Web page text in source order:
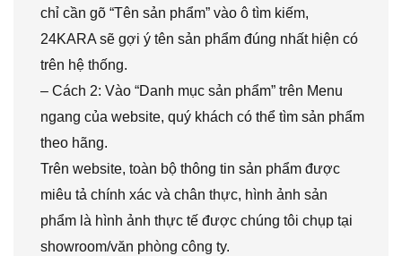
chỉ cần gõ “Tên sản phẩm” vào ô tìm kiếm,
24KARA sẽ gợi ý tên sản phẩm đúng nhất hiện có
trên hệ thống.
– Cách 2: Vào “Danh mục sản phẩm” trên Menu
ngang của website, quý khách có thể tìm sản phẩm
theo hãng.
Trên website, toàn bộ thông tin sản phẩm được
miêu tả chính xác và chân thực, hình ảnh sản
phẩm là hình ảnh thực tế được chúng tôi chụp tại
showroom/văn phòng công ty.